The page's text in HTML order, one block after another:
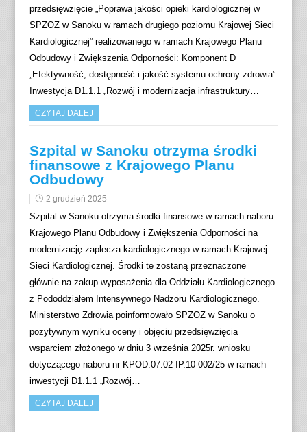
przedsięwzięcie „Poprawa jakości opieki kardiologicznej w
SPZOZ w Sanoku w ramach drugiego poziomu Krajowej Sieci
Kardiologicznej” realizowanego w ramach Krajowego Planu
Odbudowy i Zwiększenia Odporności: Komponent D
„Efektywność, dostępność i jakość systemu ochrony zdrowia”
Inwestycja D1.1.1 „Rozwój i modernizacja infrastruktury…
CZYTAJ DALEJ
Szpital w Sanoku otrzyma środki
finansowe z Krajowego Planu
Odbudowy
2 grudzień 2025
Szpital w Sanoku otrzyma środki finansowe w ramach naboru
Krajowego Planu Odbudowy i Zwiększenia Odporności na
modernizację zaplecza kardiologicznego w ramach Krajowej
Sieci Kardiologicznej. Środki te zostaną przeznaczone
głównie na zakup wyposażenia dla Oddziału Kardiologicznego
z Pododdziałem Intensywnego Nadzoru Kardiologicznego.
Ministerstwo Zdrowia poinformowało SPZOZ w Sanoku o
pozytywnym wyniku oceny i objęciu przedsięwzięcia
wsparciem złożonego w dniu 3 września 2025r. wniosku
dotyczącego naboru nr KPOD.07.02-IP.10-002/25 w ramach
inwestycji D1.1.1 „Rozwój…
CZYTAJ DALEJ